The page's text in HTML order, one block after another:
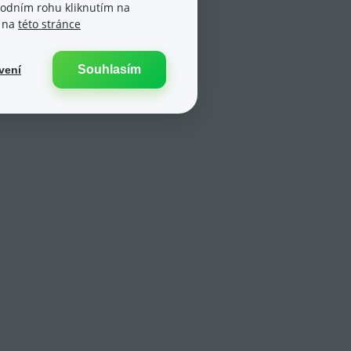
rohu kliknutím na
této stránce
Souhlasím